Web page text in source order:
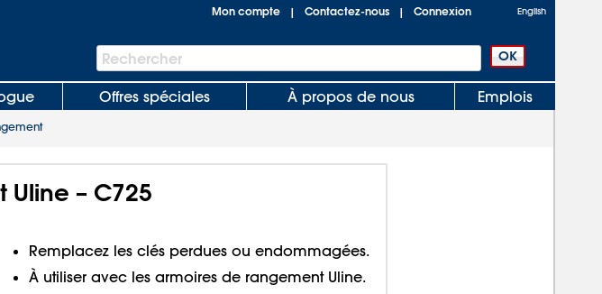
Mon compte | Contactez-nous | Connexion English
Barre
de
recherche
Rechercher
Offres spéciales À propos de nous Emplois
– C725
Remplacez les clés perdues ou endommagées.
À utiliser avec les armoires de rangement Uline.